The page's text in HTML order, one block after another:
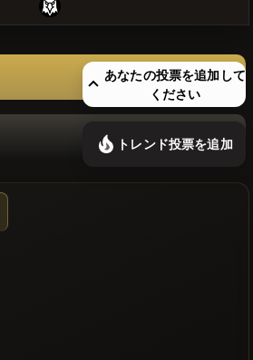
あなたの投票を追加して
ください
トレンド投票を追加